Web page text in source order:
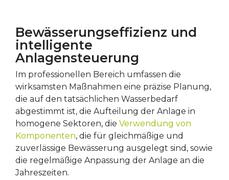
Bewässerungseffizienz und
intelligente
Anlagensteuerung
Im professionellen Bereich umfassen die
wirksamsten Maßnahmen eine präzise Planung,
die auf den tatsächlichen Wasserbedarf
abgestimmt ist, die Aufteilung der Anlage in
homogene Sektoren, die Verwendung von
Komponenten, die für gleichmäßige und
zuverlässige Bewässerung ausgelegt sind, sowie
die regelmäßige Anpassung der Anlage an die
Jahreszeiten.